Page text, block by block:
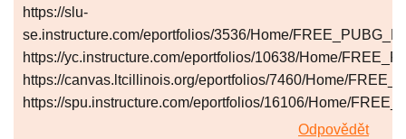
https://slu-
se.instructure.com/eportfolios/3536/Home/
https://yc.instructure.com/eportfolios/10638/Home/
https://canvas.ltcillinois.org/eportfolios/7460/Home/
https://spu.instructure.com/eportfolios/16106/Home/
Odpovědět